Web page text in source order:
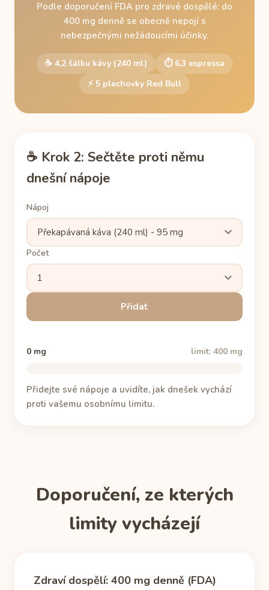
Podle doporučení FDA pro zdravé dospělé: do
400 mg denně se obecně nepojí s
nebezpečnými nežádoucími účinky.
☕ 4,2 šálku kávy (240 ml)
⏱ 6,3 espressa
⚡ 5 plechovky Red Bull
☕ Krok 2: Sečtěte proti němu
dnešní nápoje
Nápoj
Počet
Přidat
0 mg limit: 400 mg
Přidejte své nápoje a uvidíte, jak dnešek vychází
proti vašemu osobnímu limitu.
Doporučení, ze kterých
limity vycházejí
Zdraví dospělí: 400 mg denně (FDA)